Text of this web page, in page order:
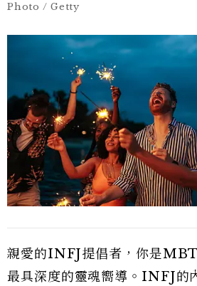
Photo / Getty
親愛的INFJ提倡者，你是
最具深度的靈魂嚮導。INFJ的